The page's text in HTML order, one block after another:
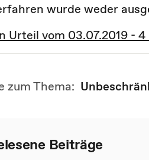
wurde weder
Urteil vom 03.07.2019 -
zum Thema:
Beiträge